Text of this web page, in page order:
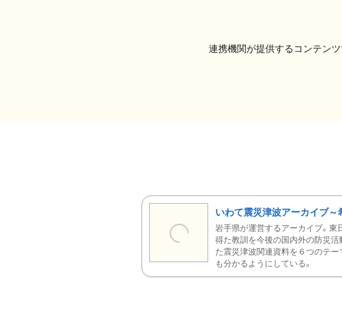
連携機関が提供するコンテンツ
いわて震災津波アーカイブ～
岩手県が運営するアーカイブ。東
得た教訓を今後の国内外の防災活
た震災津波関連資料を６つのテ
も分かるようにしている。